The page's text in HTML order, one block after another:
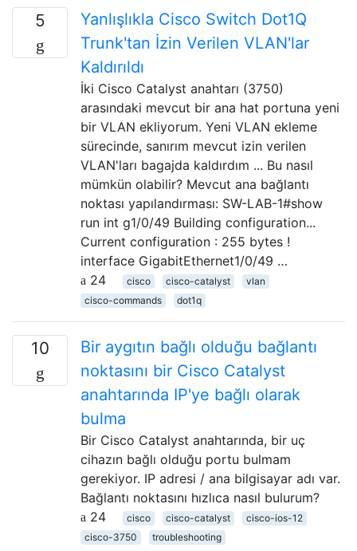
5
Yanlışlıkla Cisco Switch Dot1Q
Trunk'tan İzin Verilen VLAN'lar
Kaldırıldı
İki Cisco Catalyst anahtarı (3750)
arasındaki mevcut bir ana hat portuna yeni
bir VLAN ekliyorum. Yeni VLAN ekleme
sürecinde, sanırım mevcut izin verilen
VLAN'ları bagajda kaldırdım ... Bu nasıl
mümkün olabilir? Mevcut ana bağlantı
noktası yapılandırması: SW-LAB-1#show
run int g1/0/49 Building configuration...
Current configuration : 255 bytes !
interface GigabitEthernet1/0/49 …
24
cisco cisco-catalyst
vlan
cisco-commands
dot1q
10
Bir aygıtın bağlı olduğu bağlantı
noktasını bir Cisco Catalyst
anahtarında IP'ye bağlı olarak
bulma
Bir Cisco Catalyst anahtarında, bir uç
cihazın bağlı olduğu portu bulmam
gerekiyor. IP adresi / ana bilgisayar adı var.
Bağlantı noktasını hızlıca nasıl bulurum?
24
cisco cisco-catalyst
cisco-ios-12
cisco-3750
troubleshooting